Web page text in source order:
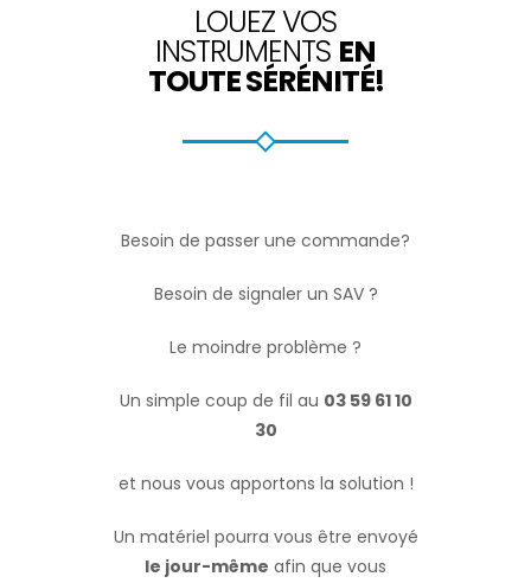
LOUEZ VOS
INSTRUMENTS EN
TOUTE SÉRÉNITÉ!
Besoin de passer une commande?
Besoin de signaler un SAV ?
Le moindre problème ?
Un simple coup de fil au 03 59 61 10
30
et nous vous apportons la solution !
Un matériel pourra vous être envoyé
le jour-même afin que vous